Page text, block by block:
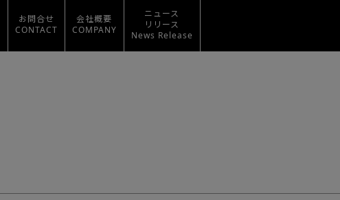
お問合せ
CONTACT
会社概要
COMPANY
ニュース
リリース
News Release